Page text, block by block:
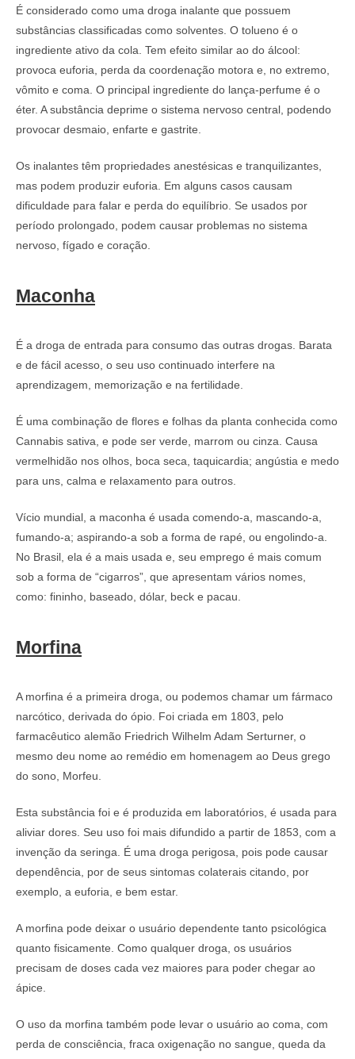
É considerado como uma droga inalante que possuem
substâncias classificadas como solventes. O tolueno é o
ingrediente ativo da cola. Tem efeito similar ao do álcool:
provoca euforia, perda da coordenação motora e, no extremo,
vômito e coma. O principal ingrediente do lança-perfume é o
éter. A substância deprime o sistema nervoso central, podendo
provocar desmaio, enfarte e gastrite.
Os inalantes têm propriedades anestésicas e tranquilizantes,
mas podem produzir euforia. Em alguns casos causam
dificuldade para falar e perda do equilíbrio. Se usados por
período prolongado, podem causar problemas no sistema
nervoso, fígado e coração.
Maconha
É a droga de entrada para consumo das outras drogas. Barata
e de fácil acesso, o seu uso continuado interfere na
aprendizagem, memorização e na fertilidade.
É uma combinação de flores e folhas da planta conhecida como
Cannabis sativa, e pode ser verde, marrom ou cinza. Causa
vermelhidão nos olhos, boca seca, taquicardia; angústia e medo
para uns, calma e relaxamento para outros.
Vício mundial, a maconha é usada comendo-a, mascando-a,
fumando-a; aspirando-a sob a forma de rapé, ou engolindo-a.
No Brasil, ela é a mais usada e, seu emprego é mais comum
sob a forma de “cigarros”, que apresentam vários nomes,
como: fininho, baseado, dólar, beck e pacau.
Morfina
A morfina é a primeira droga, ou podemos chamar um fármaco
narcótico, derivada do ópio. Foi criada em 1803, pelo
farmacêutico alemão Friedrich Wilhelm Adam Serturner, o
mesmo deu nome ao remédio em homenagem ao Deus grego
do sono, Morfeu.
Esta substância foi e é produzida em laboratórios, é usada para
aliviar dores. Seu uso foi mais difundido a partir de 1853, com a
invenção da seringa. É uma droga perigosa, pois pode causar
dependência, por de seus sintomas colaterais citando, por
exemplo, a euforia, e bem estar.
A morfina pode deixar o usuário dependente tanto psicológica
quanto fisicamente. Como qualquer droga, os usuários
precisam de doses cada vez maiores para poder chegar ao
ápice.
O uso da morfina também pode levar o usuário ao coma, com
perda de consciência, fraca oxigenação no sangue, queda da